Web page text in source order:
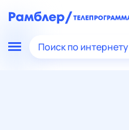
Поиск по интернету